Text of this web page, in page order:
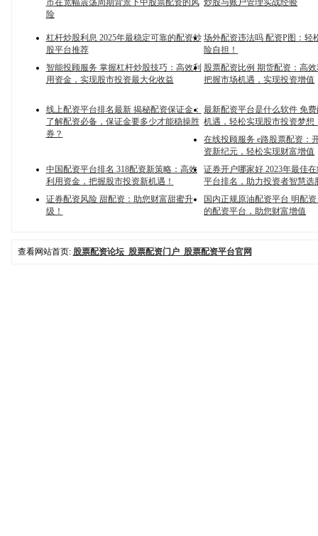
市在宽幅震荡周期背景下中股票配资的风
险
炒股与账户管理实战经验
杠杆炒股利息 2025年最稳定可靠的配资炒
股平台推荐
场外配资违法吗 配资P图：轻
险自担！
智能投顾服务 掌握杠杆炒股技巧：高效利
用资金，实现股市投资最大化收益
股票配资比例 期货配资：高
把握市场机遇，实现投资增值
线上配资平台排名最新 揭秘配资保证金：
了解配资必备，保证金要多少才能稳操胜
券？
最新配资平台是什么软件 免
机遇，轻松实现股市投资梦想
在线投顾服务 e路股票配资：
资新纪元，轻松实现财富增值
中国配资平台排名 318配资新策略：高效
利用资金，把握股市投资新机遇！
证券开户哪家好 2023年最佳
平台排名，助力投资者智慧选
证券配资风险 甜配资：助您财富甜蜜升
级！
国内正规原油配资平台 明配
的配资平台，助您财富增值
查看网站首页: 股票配资论坛_股票配资门户_股票配资平台官网